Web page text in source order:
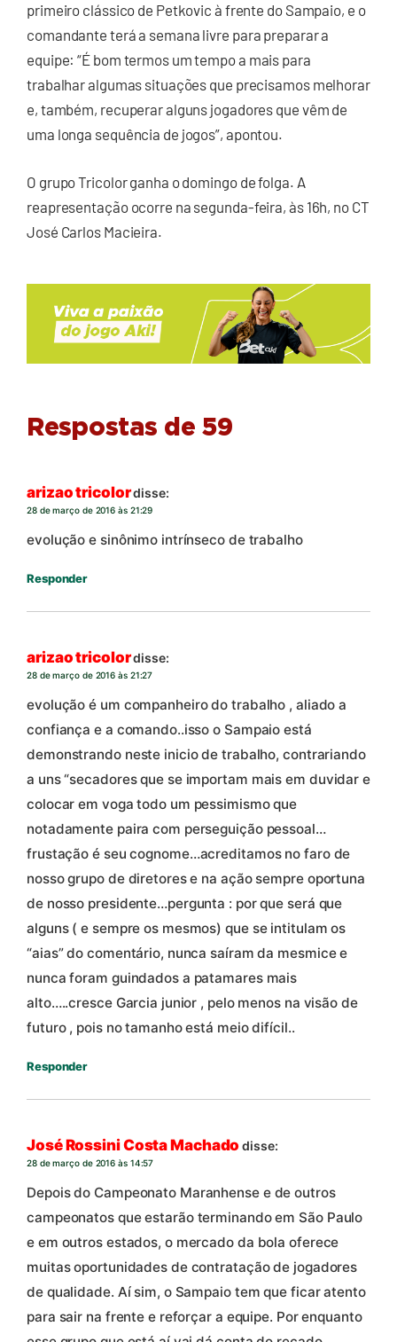
primeiro clássico de Petkovic à frente do Sampaio, e o
comandante terá a semana livre para preparar a
equipe: “É bom termos um tempo a mais para
trabalhar algumas situações que precisamos melhorar
e, também, recuperar alguns jogadores que vêm de
uma longa sequência de jogos”, apontou.
O grupo Tricolor ganha o domingo de folga. A
reapresentação ocorre na segunda-feira, às 16h, no CT
José Carlos Macieira.
Respostas de 59
arizao tricolordisse:
28 de março de 2016 às 21:29
evolução e sinônimo intrínseco de trabalho
Responder
arizao tricolordisse:
28 de março de 2016 às 21:27
evolução é um companheiro do trabalho , aliado a
confiança e a comando..isso o Sampaio está
demonstrando neste inicio de trabalho, contrariando
a uns “secadores que se importam mais em duvidar e
colocar em voga todo um pessimismo que
notadamente paira com perseguição pessoal…
frustação é seu cognome…acreditamos no faro de
nosso grupo de diretores e na ação sempre oportuna
de nosso presidente…pergunta : por que será que
alguns ( e sempre os mesmos) que se intitulam os
“aias” do comentário, nunca saíram da mesmice e
nunca foram guindados a patamares mais
alto…..cresce Garcia junior , pelo menos na visão de
futuro , pois no tamanho está meio difícil..
Responder
José Rossini Costa Machado disse:
28 de março de 2016 às 14:57
Depois do Campeonato Maranhense e de outros
campeonatos que estarão terminando em São Paulo
e em outros estados, o mercado da bola oferece
muitas oportunidades de contratação de jogadores
de qualidade. Aí sim, o Sampaio tem que ficar atento
para sair na frente e reforçar a equipe. Por enquanto